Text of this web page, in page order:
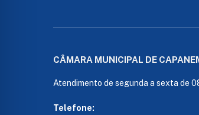
CÂMARA MUNICIPAL DE
Atendimento de segunda a sexta de
Telefone: